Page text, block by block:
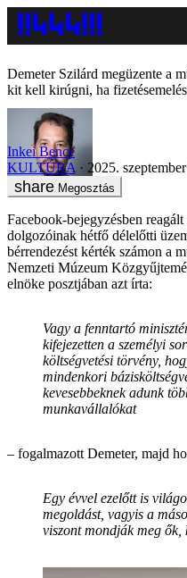
Demeter Szilárd megüzente a
kit kell kirúgni, ha
Inkei Bence
KULTÚRA
2025.
Megosztás
Facebook-bejegyzésben
dolgozóinak hétfő délelőtti
bérrendezést kérték számon a
Nemzeti Múzeum
elnöke posztjában azt írta:
Vagy a fenntartó
kifejezetten a személyi
költségvetési törvény,
mindenkori
kevesebbeknek adunk
munkavállalókat
– fogalmazott Demeter, majd
Egy évvel ezelőtt is
megoldást, vagyis a
viszont mondják meg